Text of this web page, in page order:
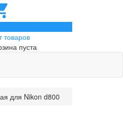
товаров
пуста
для Nikon d800